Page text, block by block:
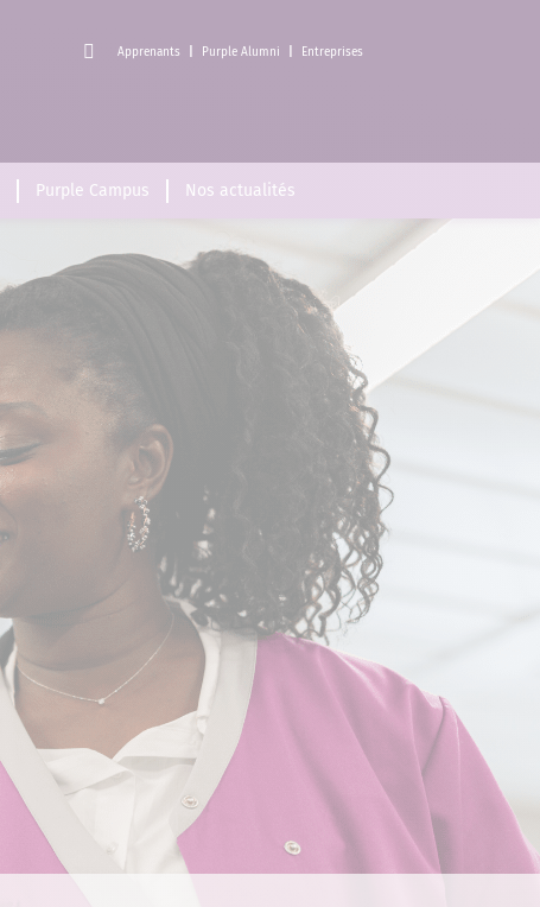
Apprenants Purple Alumni Entreprises
Purple Campus Nos actualités